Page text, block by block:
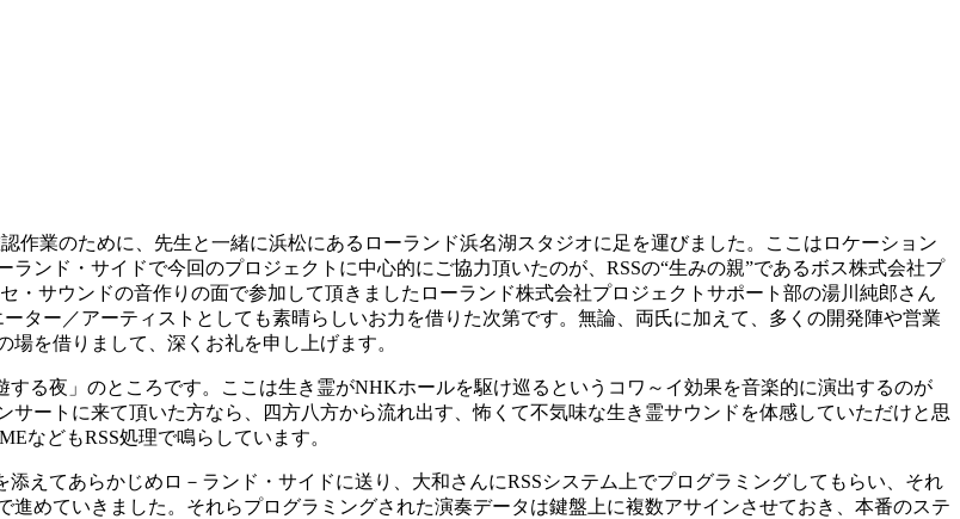
作業のために、先生と一緒に浜松にあるローランド浜名湖スタジオに足を運びました。ここはロケーション
ンド・サイドで今回のプロジェクトに中心的にご協力頂いたのが、RSSの“生みの親”であるボス株式会社プ
・サウンドの音作りの面で参加して頂きましたローランド株式会社プロジェクトサポート部の湯川純郎さん
ター／アーティストとしても素晴らしいお力を借りた次第です。無論、両氏に加えて、多くの開発陣や営業
を借りまして、深くお礼を申し上げます。
る夜」のところです。ここは生き霊がNHKホールを駆け巡るというコワ～イ効果を音楽的に演出するのが
ートに来て頂いた方なら、四方八方から流れ出す、怖くて不気味な生き霊サウンドを体感していただけと思
などもRSS処理で鳴らしています。
えてあらかじめロ－ランド・サイドに送り、大和さんにRSSシステム上でプログラミングしてもらい、それ
めていきました。それらプログラミングされた演奏データは鍵盤上に複数アサインさせておき、本番のステ